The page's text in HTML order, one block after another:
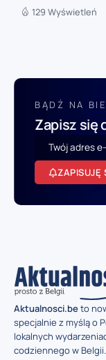
129 Wyświetleń
BĄDŹ NA
Zapisz się
ZAPISUJĘ
Aktualnosci.beto
specjalnie z myślą o
lokalnych
codziennego w Belgii.